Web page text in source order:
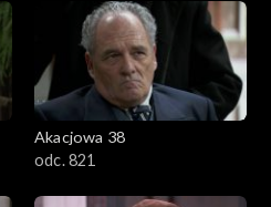
Akacjowa 38
odc. 821